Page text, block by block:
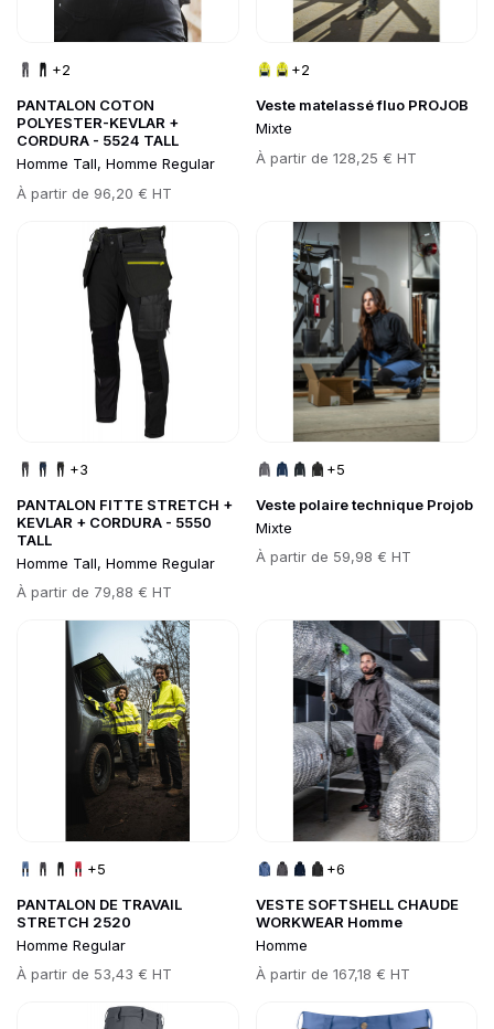
PANTALON COTON
POLYESTER-KEVLAR +
CORDURA - 5524 TALL
Homme Tall, Homme Regular
Prix
À partir de 96,20 € HT
+2
Veste matelassé fluo PROJOB
Mixte
Prix
À partir de 128,25 € HT
+2
PANTALON FITTE STRETCH +
KEVLAR + CORDURA - 5550
TALL
Homme Tall, Homme Regular
Prix
À partir de 79,88 € HT
+3
Go to product page
Veste polaire technique Projob
Mixte
Prix
À partir de 59,98 € HT
+5
Go to product page
PANTALON DE TRAVAIL
STRETCH 2520
Homme Regular
Prix
À partir de 53,43 € HT
+5
Go to product page
VESTE SOFTSHELL CHAUDE
WORKWEAR Homme
Homme
Prix
À partir de 167,18 € HT
+6
Go to product page
Go to product page Go to product page